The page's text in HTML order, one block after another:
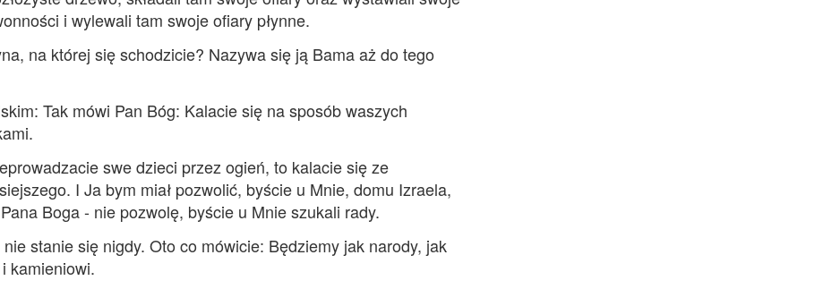
i wylewali tam swoje ofiary płynne.
na której się schodzicie? Nazywa się ją Bama aż do tego
Tak mówi Pan Bóg: Kalacie się na sposób waszych
swe dzieci przez ogień, to kalacie się ze
I Ja bym miał pozwolić, byście u Mnie, domu Izraela,
Boga - nie pozwolę, byście u Mnie szukali rady.
stanie się nigdy. Oto co mówicie: Będziemy jak narody, jak
kamieniowi.